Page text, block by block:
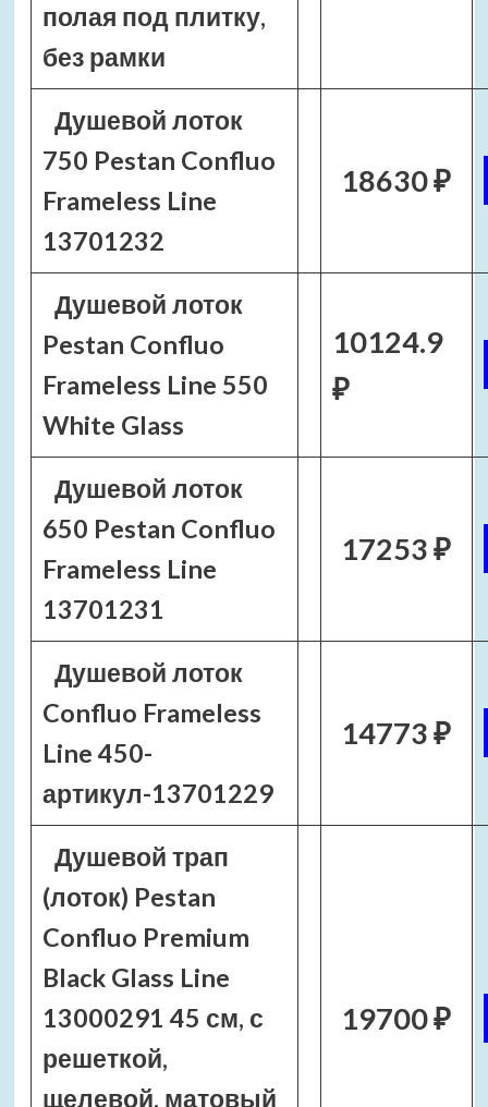
полая под плитку,
без рамки
Душевой лоток
750 Pestan Confluo
Frameless Line
13701232
18630 ₽
Душевой лоток
Pestan Confluo
Frameless Line 550
White Glass
10124.9
₽
Душевой лоток
650 Pestan Confluo
Frameless Line
13701231
17253 ₽
Душевой лоток
Confluo Frameless
Line 450-
артикул-13701229
14773 ₽
Душевой трап
(лоток) Pestan
Confluo Premium
Black Glass Line
13000291 45 см, с
решеткой,
щелевой, матовый
19700 ₽